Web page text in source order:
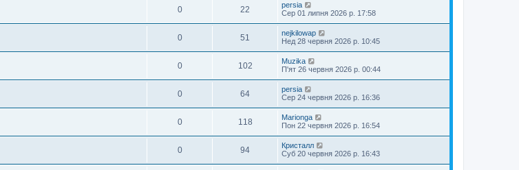
0 22
persia
Сер 01 липня 2026 р. 17:58
0 51
nejkilowap
Нед 28 червня 2026 р. 10:45
0 102
Muzika
П'ят 26 червня 2026 р. 00:44
0 64
persia
Сер 24 червня 2026 р. 16:36
0 118
Marionga
Пон 22 червня 2026 р. 16:54
0 94
Кристалл
Суб 20 червня 2026 р. 16:43